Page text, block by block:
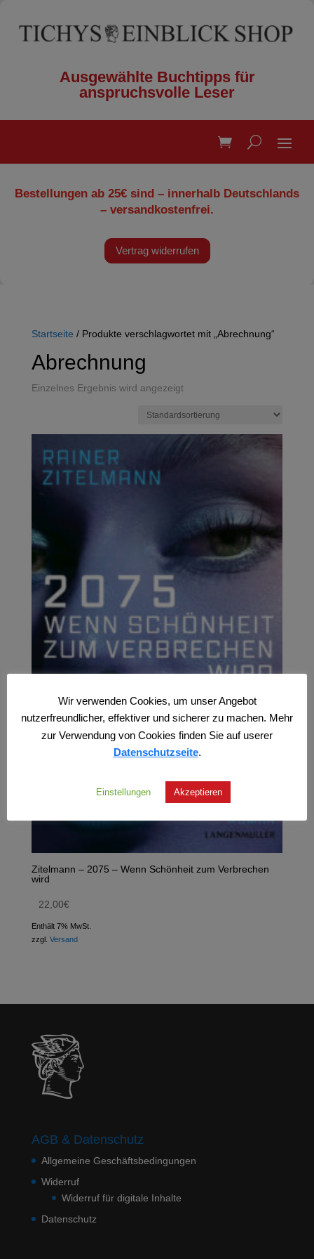
Ausgewählte Buchtipps für
anspruchsvolle Leser
Bestellungen ab 25€ sind – innerhalb Deutschlands
– versandkostenfrei.
Vertrag widerrufen
Startseite / Produkte verschlagwortet mit „Abrechnung“
Abrechnung
Einzelnes Ergebnis wird angezeigt
Zitelmann – 2075 – Wenn Schönheit zum Verbrechen
wird
22,00€
Enthält 7% MwSt.
zzgl. Versand
AGB & Datenschutz
Allgemeine Geschäftsbedingungen
Widerruf
Widerruf für digitale Inhalte
Datenschutz
Wir verwenden Cookies, um unser Angebot
nutzerfreundlicher, effektiver und sicherer zu machen. Mehr
zur Verwendung von Cookies finden Sie auf userer
Datenschutzseite.
Einstellungen Akzeptieren